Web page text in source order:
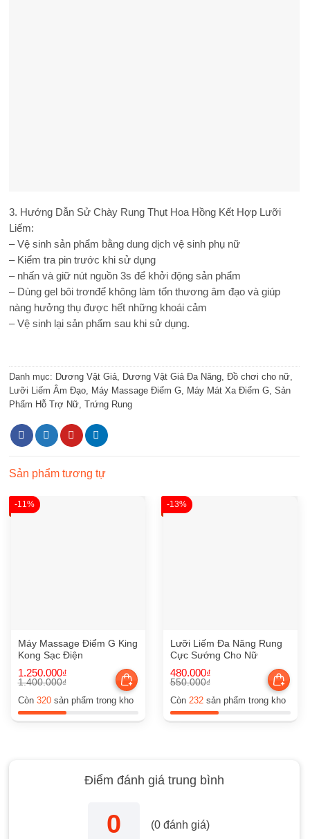
3. Hướng Dẫn Sử Chày Rung Thụt Hoa Hồng Kết Hợp Lưỡi
Liếm:
– Vệ sinh sản phẩm bằng dung dịch vệ sinh phụ nữ
– Kiểm tra pin trước khi sử dụng
– nhấn và giữ nút nguồn 3s để khởi động sản phẩm
– Dùng gel bôi trơnđể không làm tổn thương âm đạo và giúp
nàng hưởng thụ được hết những khoái cảm
– Vệ sinh lại sản phẩm sau khi sử dụng.
Danh mục: Dương Vật Giả Dương Vật Giả Đa Năng Đồ chơi cho nữ
Lưỡi Liếm Âm Đạo
Máy Massage Điểm G Máy Mát Xa Điểm G Sản
Phẩm Hỗ Trợ Nữ Trứng Rung
Sản phẩm tương tự
-11%
Máy Massage Điểm G King
Kong Sạc Điện
1.400.000₫
gốc
1.400.000₫.
1.250.000₫
hiện
là:
Còn 320sản phẩm trong kho
-13%
Lưỡi Liếm Đa Năng Rung
Cực Sướng Cho Nữ
550.000₫
gốc
550.000₫.
480.000₫
hiện
là:
Còn 232sản phẩm trong kho
Điểm đánh giá trung bình
0 (0đánh giá)